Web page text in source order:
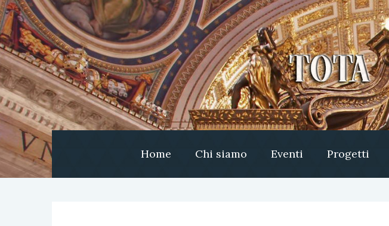
Home Chi siamo Eventi Progetti